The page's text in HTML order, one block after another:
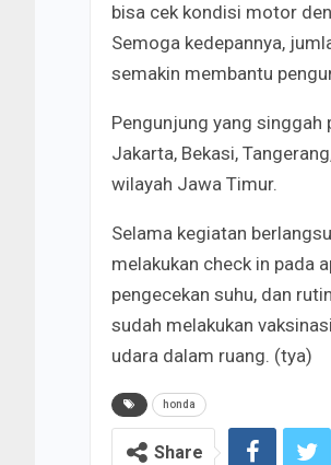
bisa cek kondisi motor
Semoga kedepannya,
semakin membantu
Pengunjung yang singgah
Jakarta, Bekasi,
wilayah Jawa Timur.
Selama kegiatan
melakukan check in pada
pengecekan suhu, dan
sudah melakukan
udara dalam ruang. (tya)
honda
Share